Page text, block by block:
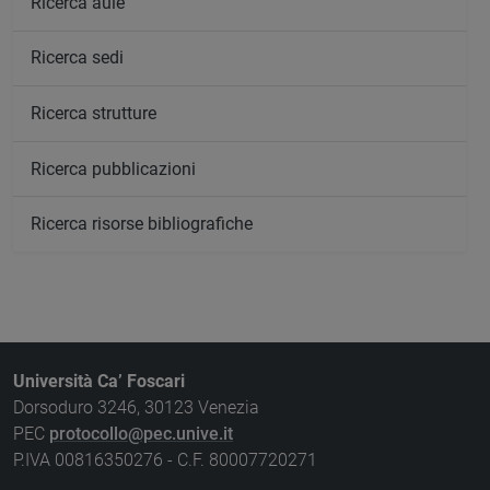
Ricerca sedi
Ricerca strutture
Ricerca pubblicazioni
Ricerca risorse bibliografiche
Università Ca’ Foscari
Dorsoduro 3246, 30123 Venezia
PEC protocollo@pec.unive.it
P.IVA 00816350276 - C.F. 80007720271